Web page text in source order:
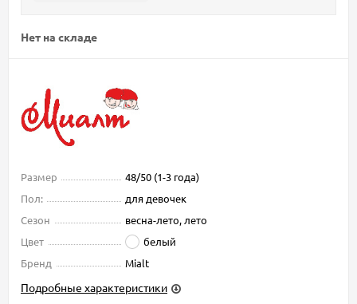
Нет на складе
Размер
48/50 (1-3 года)
Пол:
для девочек
Сезон
весна-лето, лето
Цвет
белый
Бренд
Mialt
Подробные характеристики